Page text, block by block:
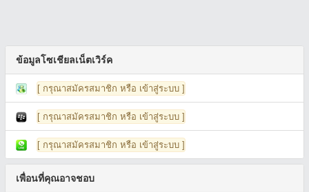
ข้อมูลโซเชียลเน็ตเวิร์ค
[ กรุณาสมัครสมาชิก หรือ เข้าสู่ระบบ ]
[ กรุณาสมัครสมาชิก หรือ เข้าสู่ระบบ ]
[ กรุณาสมัครสมาชิก หรือ เข้าสู่ระบบ ]
เพื่อนที่คุณอาจชอบ